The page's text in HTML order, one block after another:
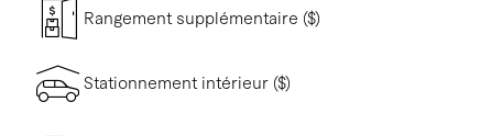
Rangement supplémentaire ($)
Stationnement intérieur ($)